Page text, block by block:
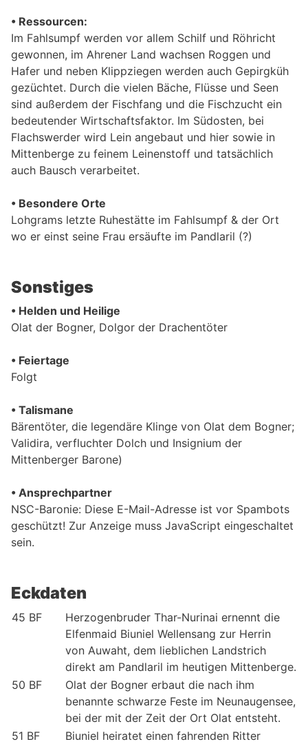
• Ressourcen:
Im Fahlsumpf werden vor allem Schilf und Röhricht
gewonnen, im Ahrener Land wachsen Roggen und
Hafer und neben Klippziegen werden auch Gepirgküh
gezüchtet. Durch die vielen Bäche, Flüsse und Seen
sind außerdem der Fischfang und die Fischzucht ein
bedeutender Wirtschaftsfaktor. Im Südosten, bei
Flachswerder wird Lein angebaut und hier sowie in
Mittenberge zu feinem Leinenstoff und tatsächlich
auch Bausch verarbeitet.
• Besondere Orte
Lohgrams letzte Ruhestätte im Fahlsumpf & der Ort
wo er einst seine Frau ersäufte im Pandlaril (?)
Sonstiges
• Helden und Heilige
Olat der Bogner, Dolgor der Drachentöter
• Feiertage
Folgt
• Talismane
Bärentöter, die legendäre Klinge von Olat dem Bogner;
Validira, verfluchter Dolch und Insignium der
Mittenberger Barone)
• Ansprechpartner
NSC-Baronie: Diese E-Mail-Adresse ist vor Spambots
geschützt! Zur Anzeige muss JavaScript eingeschaltet
sein.
Eckdaten
45 BF
Herzogenbruder Thar-Nurinai ernennt die
Elfenmaid Biuniel Wellensang zur Herrin
von Auwaht, dem lieblichen Landstrich
direkt am Pandlaril im heutigen Mittenberge.
50 BF
Olat der Bogner erbaut die nach ihm
benannte schwarze Feste im Neunaugensee,
bei der mit der Zeit der Ort Olat entsteht.
51 BF
Biuniel heiratet einen fahrenden Ritter